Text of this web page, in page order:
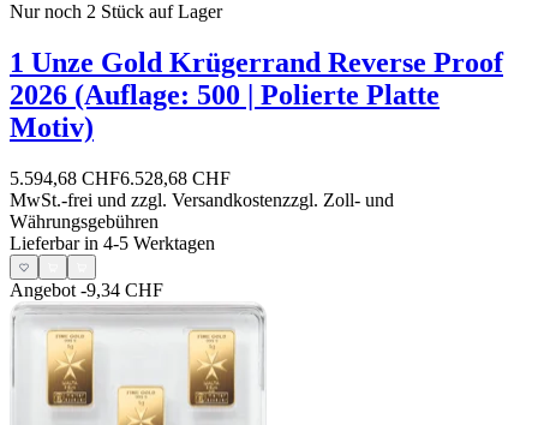
Nur noch 2 Stück auf Lager
1 Unze Gold Krügerrand Reverse Proof
2026 (Auflage: 500 | Polierte Platte
Motiv)
5.594,68 CHF6.528,68 CHF
MwSt.-frei und zzgl. Versandkostenzzgl. Zoll- und
Währungsgebühren
Lieferbar in 4-5 Werktagen
Angebot -9,34 CHF